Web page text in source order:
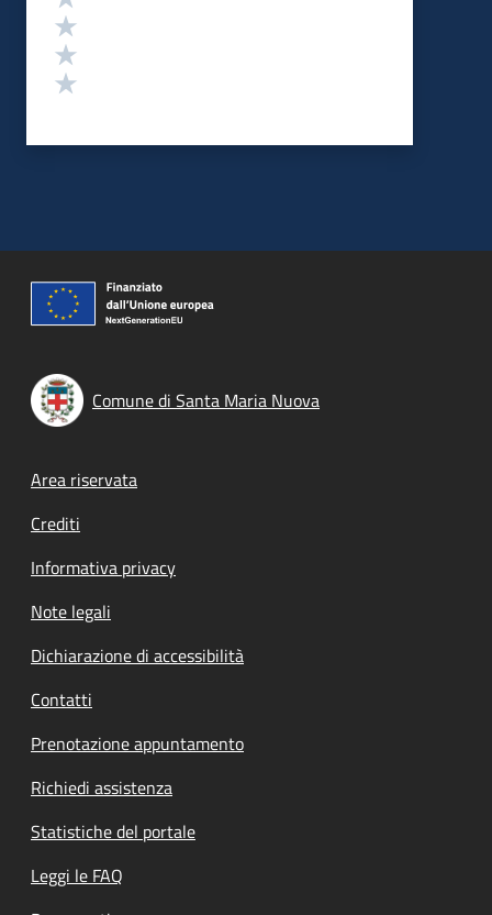
Comune di Santa Maria Nuova
Footer menu
Area riservata
Crediti
Informativa privacy
Note legali
Dichiarazione di accessibilità
Contatti
Prenotazione appuntamento
Richiedi assistenza
Statistiche del portale
Leggi le FAQ